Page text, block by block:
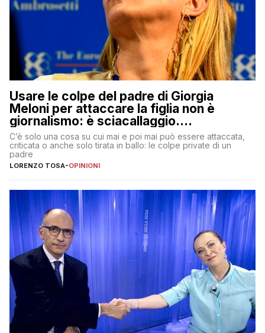
Usare le colpe del padre di Giorgia
Meloni per attaccare la figlia non è
giornalismo: è sciacallaggio.
Dimostriamo di essere diversi
C’è solo una cosa su cui mai e poi mai può essere attaccata,
criticata o anche solo tirata in ballo: le colpe private di un
padre
LORENZO TOSA-OPINIONI